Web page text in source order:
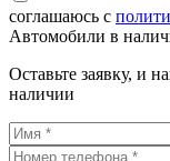
соглашаюсь с
Автомобили в
Оставьте заявку, и
наличии